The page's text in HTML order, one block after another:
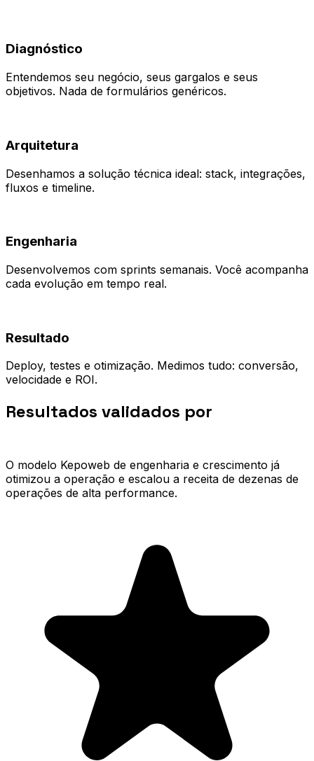
Diagnóstico
Entendemos seu negócio, seus gargalos e seus
objetivos. Nada de formulários genéricos.
Arquitetura
Desenhamos a solução técnica ideal: stack, integrações,
fluxos e timeline.
Engenharia
Desenvolvemos com sprints semanais. Você acompanha
cada evolução em tempo real.
Resultado
Deploy, testes e otimização. Medimos tudo: conversão,
velocidade e ROI.
Resultados validados por
O modelo Kepoweb de engenharia e crescimento já
otimizou a operação e escalou a receita de dezenas de
operações de alta performance.